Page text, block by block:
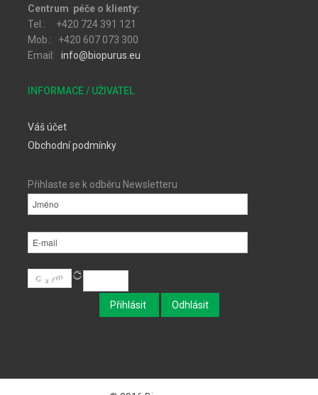
Centrum péče o klienty:
Tel.: +420 724 391 121
Mob.: +420 607 073 300
Email: info@biopurus.eu
INFORMACE / UŽIVATEL
Váš účet
Obchodní podmínky
Přihlaste se k odběru Newsletteru